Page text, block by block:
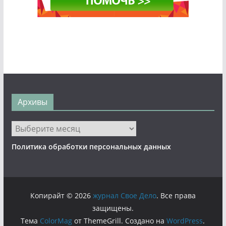
Архивы
Архивы
Политика обработки персональных данных
Копирайт © 2026 журнал Свое Дело. Все права
защищены.
Тема ColorMag от ThemeGrill. Создано наWordPress.